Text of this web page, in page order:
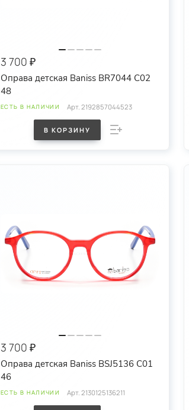
3 700 ₽
Оправа детская Baniss BR7044 C02
48
ЕСТЬ В НАЛИЧИИ Арт.2192857044523
В КОРЗИНУ
3 700 ₽
Оправа детская Baniss BSJ5136 C01
46
ЕСТЬ В НАЛИЧИИ Арт.2130125136211